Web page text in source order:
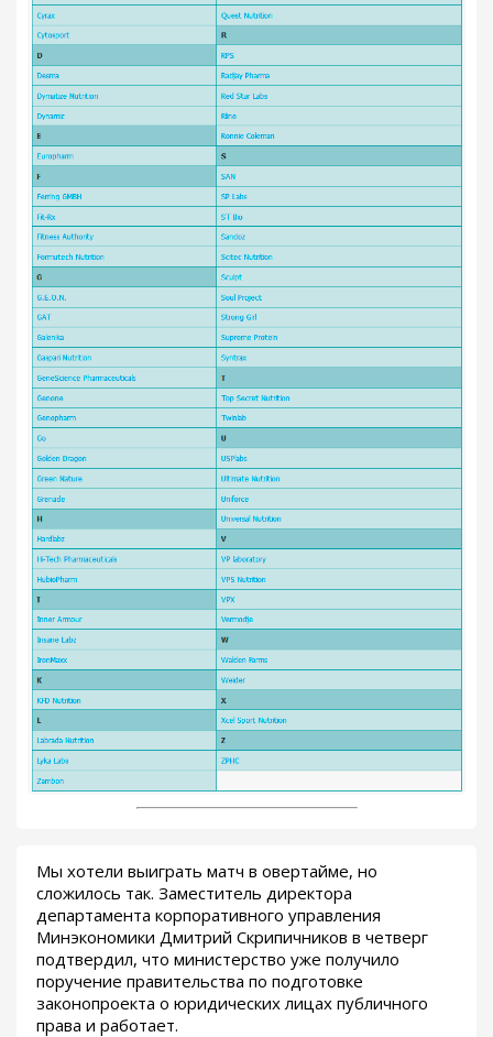
Мы хотели выиграть матч в овертайме, но
сложилось так. Заместитель директора
департамента корпоративного управления
Минэкономики Дмитрий Скрипичников в четверг
подтвердил, что министерство уже получило
поручение правительства по подготовке
законопроекта о юридических лицах публичного
права и работает.